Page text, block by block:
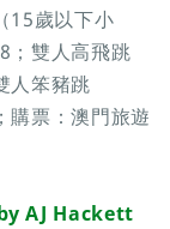
15歲以下小
；雙人高飛跳
人笨豬跳
購票：澳門旅遊
AJ Hackett